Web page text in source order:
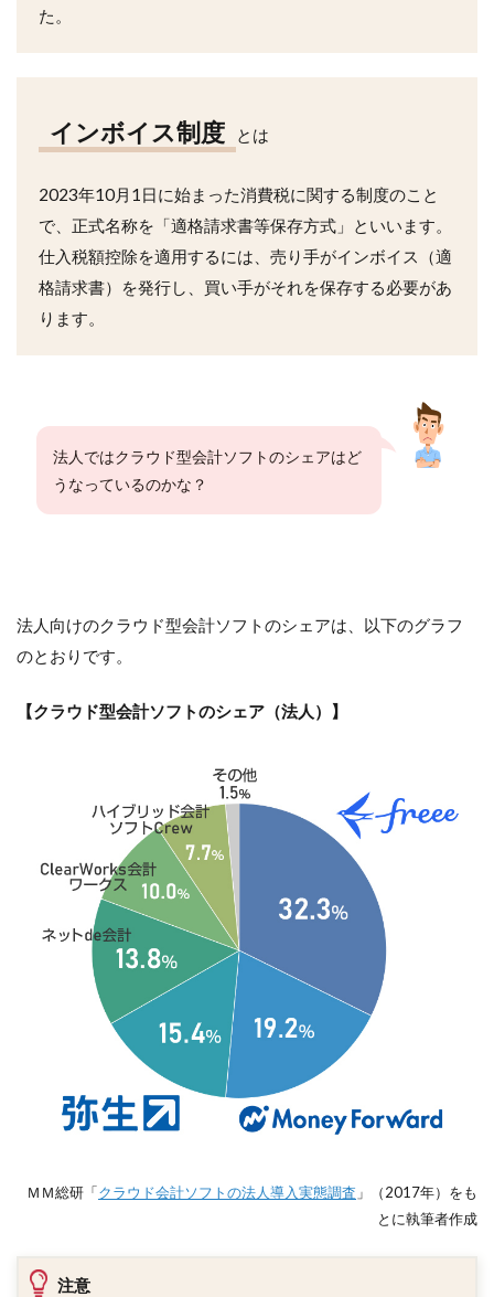
た。
インボイス制度 とは
2023年10月1日に始まった消費税に関する制度のこと
で、正式名称を「適格請求書等保存方式」といいます。
仕入税額控除を適用するには、売り手がインボイス（適
格請求書）を発行し、買い手がそれを保存する必要があ
ります。
法人ではクラウド型会計ソフトのシェアはど
うなっているのかな？
法人向けのクラウド型会計ソフトのシェアは、以下のグラフ
のとおりです。
【クラウド型会計ソフトのシェア（法人）】
ＭＭ総研「クラウド会計ソフトの法人導入実態調査 」（2017年）をも
とに執筆者作成
注意